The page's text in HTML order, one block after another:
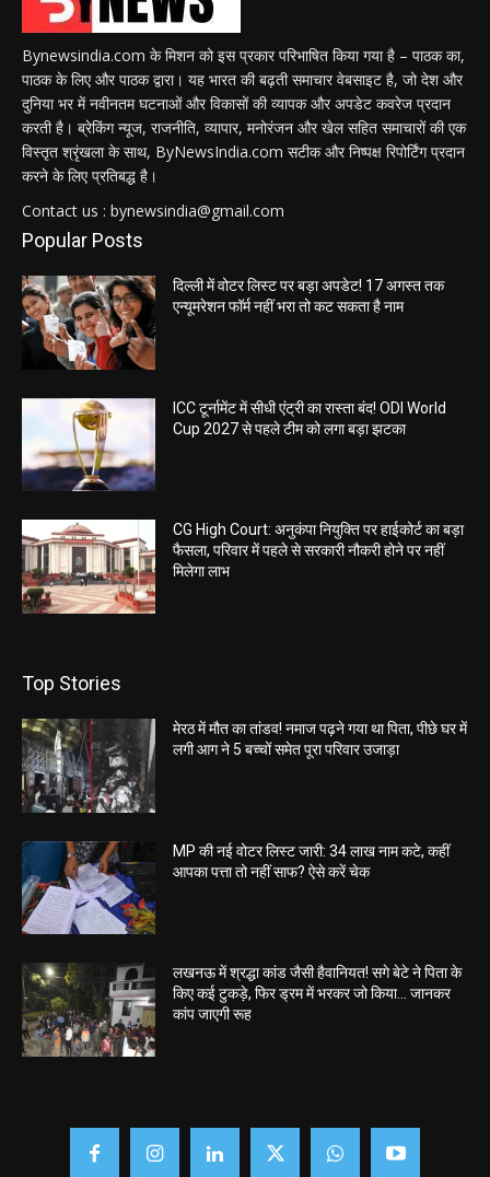
Bynewsindia.com के मिशन को इस प्रकार परिभाषित किया गया है – पाठक का,
पाठक के लिए और पाठक द्वारा। यह भारत की बढ़ती समाचार वेबसाइट है, जो देश और
दुनिया भर में नवीनतम घटनाओं और विकासों की व्यापक और अपडेट कवरेज प्रदान
करती है। ब्रेकिंग न्यूज, राजनीति, व्यापार, मनोरंजन और खेल सहित समाचारों की एक
विस्तृत श्रृंखला के साथ, ByNewsIndia.com सटीक और निष्पक्ष रिपोर्टिंग प्रदान
करने के लिए प्रतिबद्ध है।
Contact us : bynewsindia@gmail.com
Popular Posts
दिल्ली में वोटर लिस्ट पर बड़ा अपडेट! 17 अगस्त तक
एन्यूमरेशन फॉर्म नहीं भरा तो कट सकता है नाम
ICC टूर्नामेंट में सीधी एंट्री का रास्ता बंद! ODI World
Cup 2027 से पहले टीम को लगा बड़ा झटका
CG High Court: अनुकंपा नियुक्ति पर हाईकोर्ट का बड़ा
फैसला, परिवार में पहले से सरकारी नौकरी होने पर नहीं
मिलेगा लाभ
Top Stories
मेरठ में मौत का तांडव! नमाज पढ़ने गया था पिता, पीछे घर में
लगी आग ने 5 बच्चों समेत पूरा परिवार उजाड़ा
MP की नई वोटर लिस्ट जारी: 34 लाख नाम कटे, कहीं
आपका पत्ता तो नहीं साफ? ऐसे करें चेक
लखनऊ में श्रद्धा कांड जैसी हैवानियत! सगे बेटे ने पिता के
किए कई टुकड़े, फिर ड्रम में भरकर जो किया… जानकर
कांप जाएगी रूह